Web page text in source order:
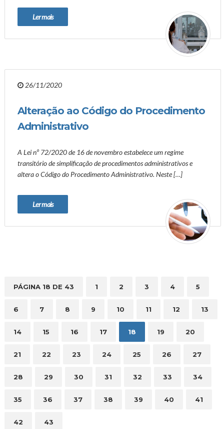
Ler mais
26/11/2020
Alteração ao Código do Procedimento
Administrativo
A Lei nº 72/2020 de 16 de novembro estabelece um regime
transitório de simplificação de procedimentos administrativos e
altera o Código do Procedimento Administrativo. Neste […]
Ler mais
PÁGINA 18 DE 43 1 2 3 4 5
6 7 8 9 10 11 12 13
14 15 16 17 18 19 20
21 22 23 24 25 26 27
28 29 30 31 32 33 34
35 36 37 38 39 40 41
42 43